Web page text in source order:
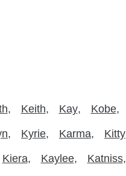
Keith Kay Kobe
Kyrie Karma Kitty
Kiera Kaylee Katniss